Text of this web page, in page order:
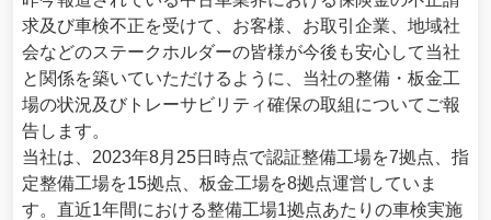
ok
求及び車検不正を受けて、お客様、お取引企業、地域社
会などのステークホルダーの皆様が今後も安心して当社
と関係を築いていただけるように、当社の整備・板金工
場の状況及びトレーサビリティ確保の取組についてご報
告します。
当社は、2023年8月25日時点で認証整備工場を7拠点、指
定整備工場を15拠点、板金工場を8拠点運営していま
す。直近1年間における整備工場1拠点あたりの車検実施